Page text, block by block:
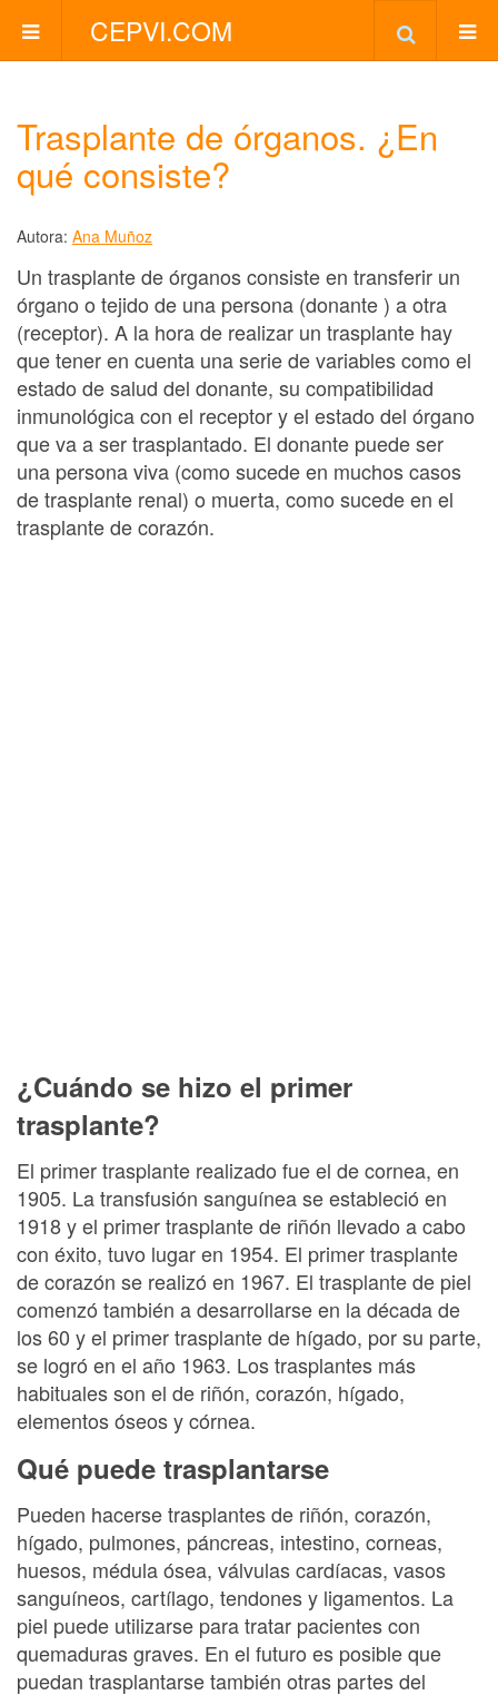
CEPVI.COM
Trasplante de órganos. ¿En
qué consiste?
Autora: Ana Muñoz
Un trasplante de órganos consiste en transferir un
órgano o tejido de una persona (donante ) a otra
(receptor). A la hora de realizar un trasplante hay
que tener en cuenta una serie de variables como el
estado de salud del donante, su compatibilidad
inmunológica con el receptor y el estado del órgano
que va a ser trasplantado. El donante puede ser
una persona viva (como sucede en muchos casos
de trasplante renal) o muerta, como sucede en el
trasplante de corazón.
¿Cuándo se hizo el primer
trasplante?
El primer trasplante realizado fue el de cornea, en
1905. La transfusión sanguínea se estableció en
1918 y el primer trasplante de riñón llevado a cabo
con éxito, tuvo lugar en 1954. El primer trasplante
de corazón se realizó en 1967. El trasplante de piel
comenzó también a desarrollarse en la década de
los 60 y el primer trasplante de hígado, por su parte,
se logró en el año 1963. Los trasplantes más
habituales son el de riñón, corazón, hígado,
elementos óseos y córnea.
Qué puede trasplantarse
Pueden hacerse trasplantes de riñón, corazón,
hígado, pulmones, páncreas, intestino, corneas,
huesos, médula ósea, válvulas cardíacas, vasos
sanguíneos, cartílago, tendones y ligamentos. La
piel puede utilizarse para tratar pacientes con
quemaduras graves. En el futuro es posible que
puedan trasplantarse también otras partes del